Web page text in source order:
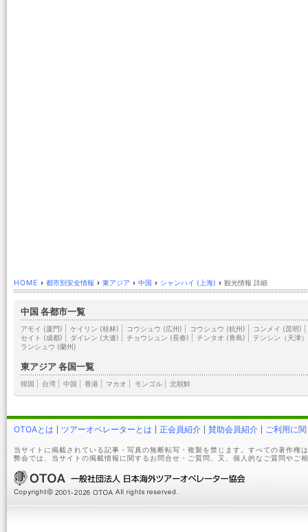
HOME › 都市別安全情報 › 東アジア › 中国 › シャンハイ (上海) › 観光情報 詳細
中国 各都市一覧
アモイ (厦門) ケイリン (桂林) コウシュウ (広州) コウシュウ (杭州) コンメイ (昆明)
セイト (成都)
ダイレン (大連) チョウシュン (長春) チンタオ (青島)
テンシン（天津）
ランシュウ (蘭州)
東アジア 各国一覧
韓国 台湾 中国 香港 マカオ モンゴル| 北朝鮮
OTOAとは ツアーオペレーターとは 正会員紹介 賛助会員紹介 ご利用に
当サイトに掲載されている記事・写真の無断転写・複製を禁じます。すべての著作権
弊会では、当サイトの掲載情報に関するお問合せ・ご質問、又、個人的なご質問やご